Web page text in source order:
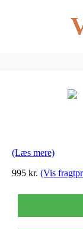
(Læs mere)
995 kr. (Vis